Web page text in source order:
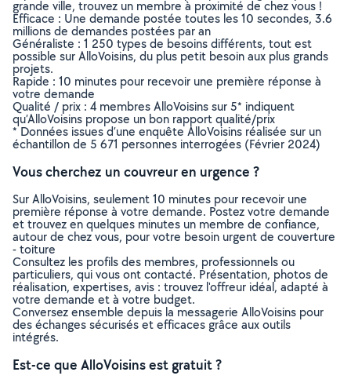
grande ville, trouvez un membre à proximité de chez vous !
Efficace : Une demande postée toutes les 10 secondes, 3.6
millions de demandes postées par an
Généraliste : 1 250 types de besoins différents, tout est
possible sur AlloVoisins, du plus petit besoin aux plus grands
projets.
Rapide : 10 minutes pour recevoir une première réponse à
votre demande
Qualité / prix : 4 membres AlloVoisins sur 5* indiquent
qu’AlloVoisins propose un bon rapport qualité/prix
* Données issues d’une enquête AlloVoisins réalisée sur un
échantillon de 5 671 personnes interrogées (Février 2024)
Vous cherchez un couvreur en urgence ?
Sur AlloVoisins, seulement 10 minutes pour recevoir une
première réponse à votre demande. Postez votre demande
et trouvez en quelques minutes un membre de confiance,
autour de chez vous, pour votre besoin urgent de couverture
- toiture
Consultez les profils des membres, professionnels ou
particuliers, qui vous ont contacté. Présentation, photos de
réalisation, expertises, avis : trouvez l'offreur idéal, adapté à
votre demande et à votre budget.
Conversez ensemble depuis la messagerie AlloVoisins pour
des échanges sécurisés et efficaces grâce aux outils
intégrés.
Est-ce que AlloVoisins est gratuit ?